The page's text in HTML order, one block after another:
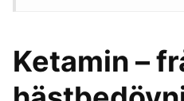
Ketamin –